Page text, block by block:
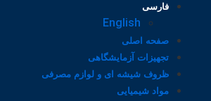
فارسی
English
صفحه اصلی
تجهیزات آزمایشگاهی
ظروف شیشه ای و لوازم مصرفی
مواد شیمیایی